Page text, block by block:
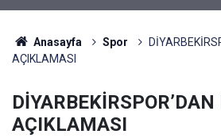
Anasayfa Spor
AÇIKLAMASI
DİYARBEKİRSPOR’DAN
AÇIKLAMASI